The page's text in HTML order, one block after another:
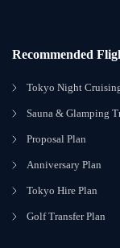
Recommended
Tokyo Night
Sauna & Glamping
Proposal Plan
Anniversary Plan
Tokyo Hire Plan
Golf Transfer Plan